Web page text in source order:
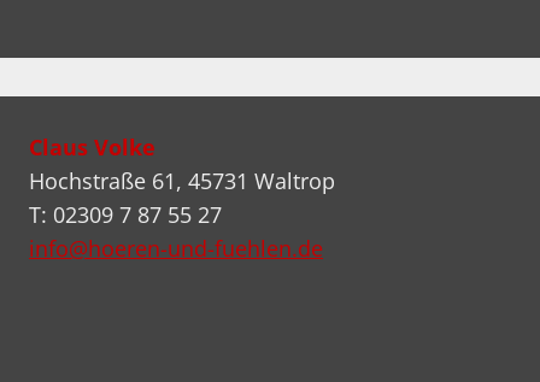
Claus Volke
Hochstraße 61, 45731 Waltrop
T: 02309 7 87 55 27
info@hoeren-und-fuehlen.de